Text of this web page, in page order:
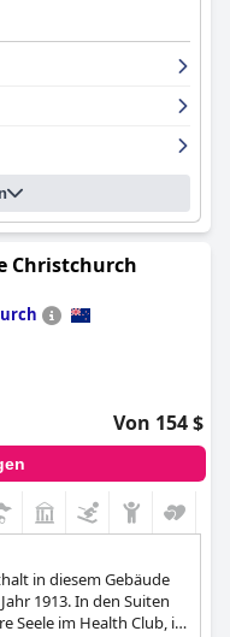
Christchurch
Von 154 $
in diesem Gebäude
1913. In den Suiten
Seele im Health Club, im